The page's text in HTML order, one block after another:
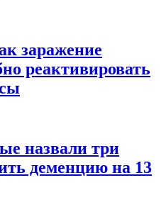
заражение
реактивировать
назвали три
деменцию на 13